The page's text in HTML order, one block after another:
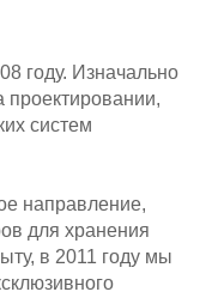
году. Изначально
проектировании,
систем
направление,
для хранения
в 2011 году мы